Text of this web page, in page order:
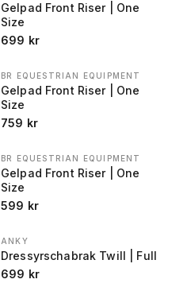
Gelpad Front Riser | One
Size
699 kr
BR EQUESTRIAN EQUIPMENT
Gelpad Front Riser | One
Size
759 kr
BR EQUESTRIAN EQUIPMENT
Gelpad Front Riser | One
Size
599 kr
ANKY
Dressyrschabrak Twill | Full
699 kr